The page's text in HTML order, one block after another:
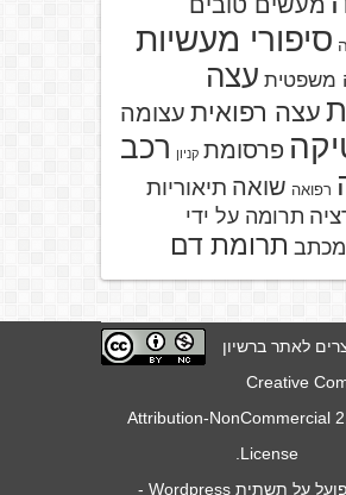
סיפורי מעשיות
משפטית עצה
עצה רפואית עצומה
פרסומת קניון רכב
רפואה שואה תיאוריות
תרומה על ידי
תרומת דם
לאתר ברשיון
Creative
Attribution-NonCommercial
License
על תשתית Wordpress
-